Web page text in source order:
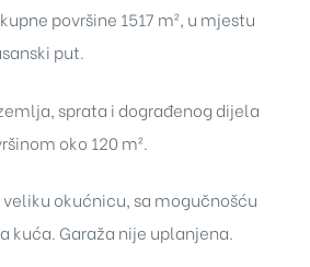
površine 1517 m², u mjestu
put.
sprata i dograđenog dijela
oko 120 m².
okućnicu, sa mogučnošću
kuća. Garaža nije uplanjena.